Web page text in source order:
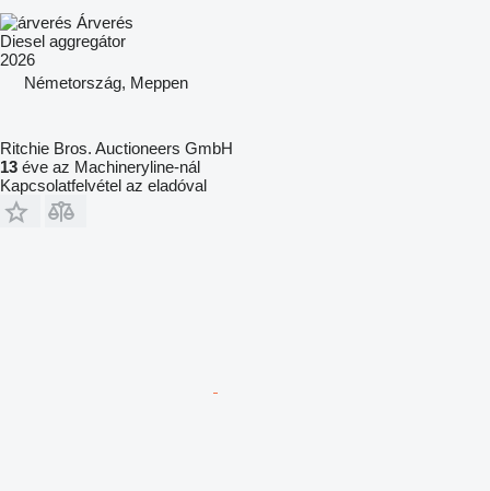
Árverés
Diesel aggregátor
2026
Németország, Meppen
Ritchie Bros. Auctioneers GmbH
13 éve az Machineryline-nál
Kapcsolatfelvétel az eladóval